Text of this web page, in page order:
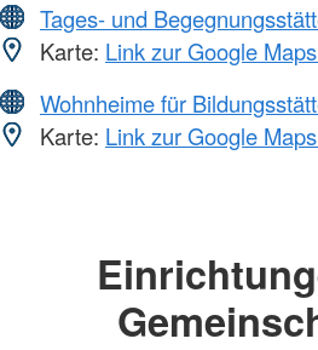
Tages- und
Karte: Link zur Google
Wohnheime für
Karte: Link zur Google